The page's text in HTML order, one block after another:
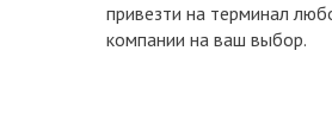
привезти на терминал
компании на ваш выбор.